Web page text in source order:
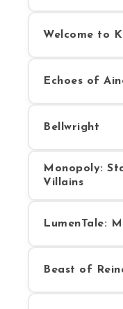
Welcome to
Echoes of
Bellwright
Monopoly:
Villains
LumenTale:
Beast of